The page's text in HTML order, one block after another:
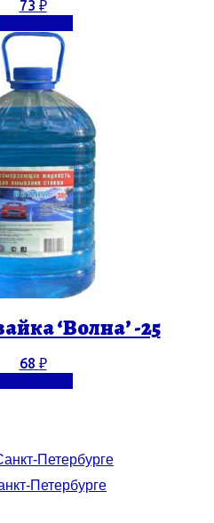
73 ₽
‘Волна’ -25
68 ₽
Петербурге